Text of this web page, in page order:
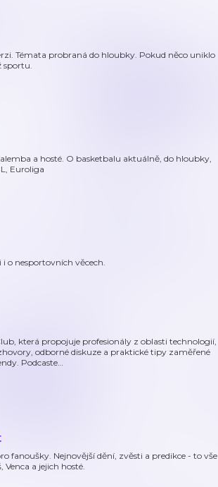
Témata probraná do hloubky. Pokud něco uniklo
sportu.
a hosté. O basketbalu aktuálně, do hloubky,
Euroliga
o nesportovních věcech.
která propojuje profesionály z oblasti technologií,
odborné diskuze a praktické tipy zaměřené
Podcaste…
fanoušky. Nejnovější dění, zvěsti a predikce - to vše
a jejich hosté.